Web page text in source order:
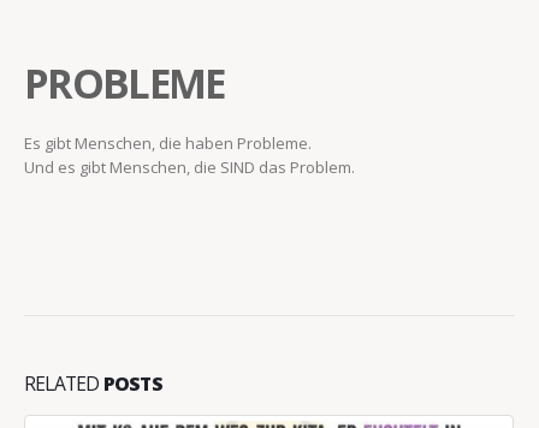
PROBLEME
Es gibt Menschen, die haben Probleme.
Und es gibt Menschen, die SIND das Problem.
RELATED POSTS